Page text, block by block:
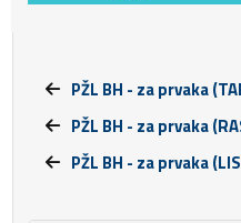
PŽL BH - za prvaka
PŽL BH - za prvaka
PŽL BH - za prvaka